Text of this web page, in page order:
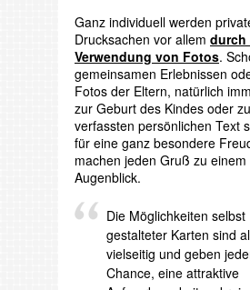
Ganz individuell werden
Drucksachen vor allem durch
Verwendung von Fotos.
gemeinsamen Erlebnissen
Fotos der Eltern, natürlich
zur Geburt des Kindes oder
verfassten persönlichen Text
für eine ganz besondere
machen jeden Gruß zu einem
Augenblick.
Die Möglichkeiten selbst
gestalteter Karten sind
vielseitig und geben
Chance, eine attraktive